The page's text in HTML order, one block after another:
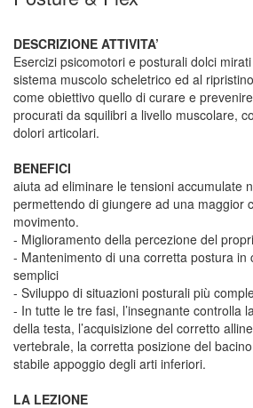
DESCRIZIONE ATTIVITA’
Esercizi psicomotori e posturali dolci
sistema muscolo scheletrico ed al
come obiettivo quello di curare e
procurati da squilibri a livello muscolare,
dolori articolari.
BENEFICI
aiuta ad eliminare le tensioni accumulate
permettendo di giungere ad una maggior
movimento.
- Miglioramento della percezione del
- Mantenimento di una corretta postura in
semplici
- Sviluppo di situazioni posturali più
- In tutte le tre fasi, l’insegnante controlla
della testa, l’acquisizione del corretto
vertebrale, la corretta posizione del
stabile appoggio degli arti inferiori.
LA LEZIONE